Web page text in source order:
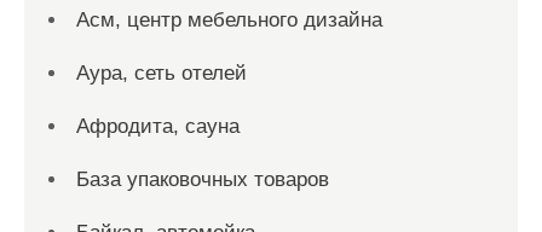
Асм, центр мебельного дизайна
Аура, сеть отелей
Афродита, сауна
База упаковочных товаров